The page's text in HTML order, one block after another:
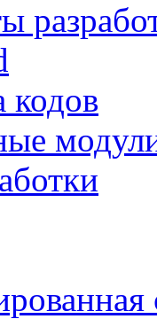
кодов